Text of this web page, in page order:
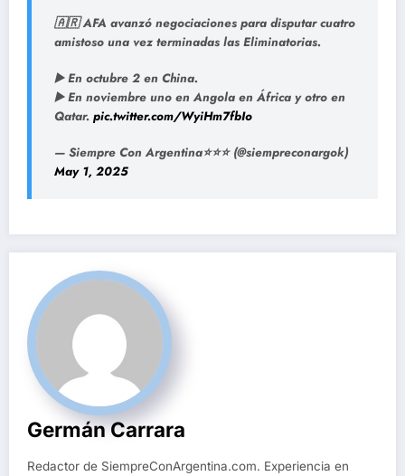
🇦🇷 AFA avanzó negociaciones para disputar cuatro
amistoso una vez terminadas las Eliminatorias.
▶️ En octubre 2 en China.
▶️ En noviembre uno en Angola en África y otro en
Qatar. pic.twitter.com/WyiHm7fbIo
— Siempre Con Argentina⭐⭐⭐ (@siempreconargok)
May 1, 2025
Germán Carrara
Redactor de SiempreConArgentina.com. Experiencia en